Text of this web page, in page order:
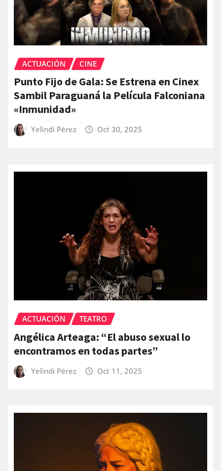
ACTUACIÓN CINE
Punto Fijo de Gala: Se Estrena en Cinex
Sambil Paraguaná la Película Falconiana
«Inmunidad»
Yelindi Pérez Oct 30, 2025
ACTUACIÓN TEATRO
Angélica Arteaga: “El abuso sexual lo
encontramos en todas partes”
Yelindi Pérez Oct 11, 2025